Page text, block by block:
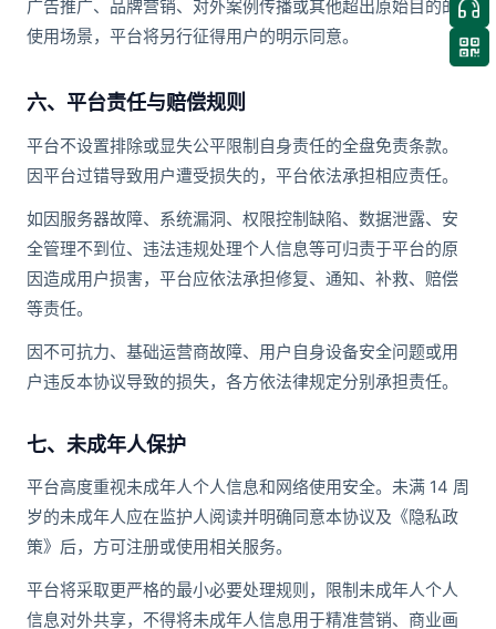
广告推广、品牌营销、对外案例传播或其他超出原始目的的
使用场景，平台将另行征得用户的明示同意。
六、平台责任与赔偿规则
平台不设置排除或显失公平限制自身责任的全盘免责条款。
因平台过错导致用户遭受损失的，平台依法承担相应责任。
如因服务器故障、系统漏洞、权限控制缺陷、数据泄露、安
全管理不到位、违法违规处理个人信息等可归责于平台的原
因造成用户损害，平台应依法承担修复、通知、补救、赔偿
等责任。
因不可抗力、基础运营商故障、用户自身设备安全问题或用
户违反本协议导致的损失，各方依法律规定分别承担责任。
七、未成年人保护
平台高度重视未成年人个人信息和网络使用安全。未满 14 周
岁的未成年人应在监护人阅读并明确同意本协议及《隐私政
策》后，方可注册或使用相关服务。
平台将采取更严格的最小必要处理规则，限制未成年人个人
信息对外共享，不得将未成年人信息用于精准营销、商业画